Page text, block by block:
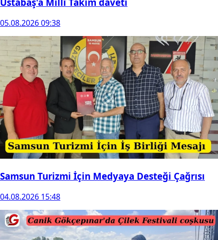
05.08.2026 09:38
Samsun Turizmi İçin Medyaya Desteği Çağrısı
04.08.2026 15:48